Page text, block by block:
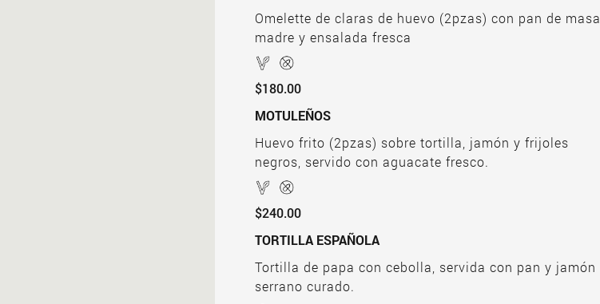
Omelette de claras de huevo (2pzas) con pan de masa
madre y ensalada fresca
$180.00
MOTULEÑOS
Huevo frito (2pzas) sobre tortilla, jamón y frijoles
negros, servido con aguacate fresco.
$240.00
TORTILLA ESPAÑOLA
Tortilla de papa con cebolla, servida con pan y jamón
serrano curado.